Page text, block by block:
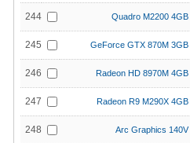
244 Quadro M2200 4GB
245 GeForce GTX 870M 3GB
246 Radeon HD 8970M 4GB
247 Radeon R9 M290X 4GB
248 Arc Graphics 140V